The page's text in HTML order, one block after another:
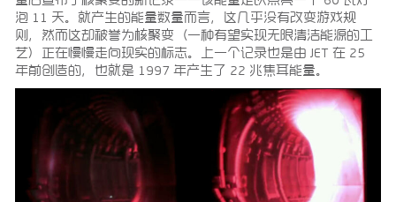
泡 11 天。就产生的能量数量而言，这几乎没有改变游戏规
则，然而这却被誉为核聚变（一种有望实现无限清洁能源的工
艺）正在慢慢走向现实的标志。上一个记录也是由 JET 在 25
年前创造的，也就是 1997 年产生了 22 兆焦耳能量。